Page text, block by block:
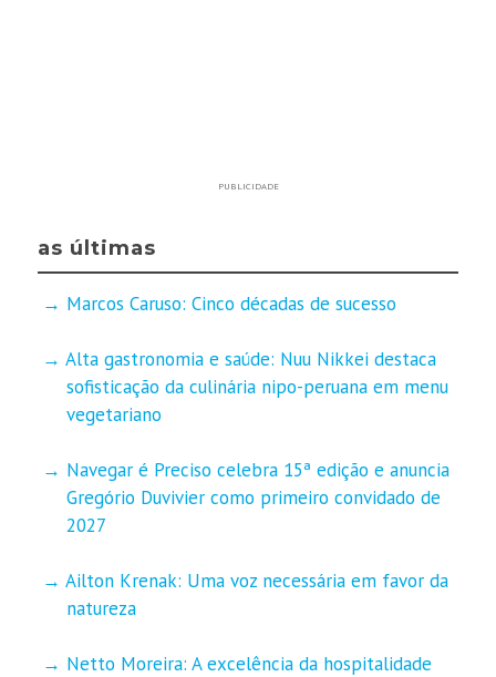
PUBLICIDADE
as últimas
Marcos Caruso: Cinco décadas de sucesso
Alta gastronomia e saúde: Nuu Nikkei destaca
sofisticação da culinária nipo-peruana em menu
vegetariano
Navegar é Preciso celebra 15ª edição e anuncia
Gregório Duvivier como primeiro convidado de
2027
Ailton Krenak: Uma voz necessária em favor da
natureza
Netto Moreira: A excelência da hospitalidade